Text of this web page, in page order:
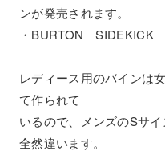
ンが発売されます。
・BURTON
レディース用のバインは
て作られて
いるので、メンズのSサ
全然違います。